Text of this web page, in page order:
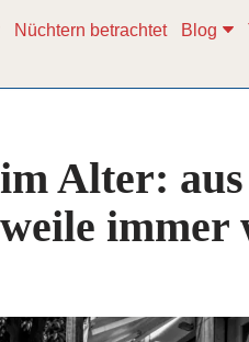
Nüchtern betrachtet Blog
Alter: